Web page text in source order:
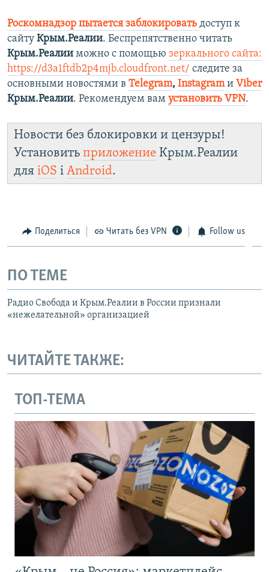
Роскомнадзор пытается заблокировать доступ к
сайту Крым.Реалии. Беспрепятственно читать
Крым.Реалии можно с помощью зеркального сайта:
https://d3a1ftdb2p4mjb.cloudfront.net/ следите за
основными новостями в Telegram, Instagramи Viber
Крым.Реалии. Рекомендуем вам установить VPN.
Новости без блокировки и цензуры!
Установить приложение Крым.Реалии
для iOS і Android.
Поделиться Читать без VPN Follow us
ПО ТЕМЕ
Радио Свобода и Крым.Реалии в России признали
«нежелательной» организацией
ЧИТАЙТЕ ТАКЖЕ:
ТОП-ТЕМА